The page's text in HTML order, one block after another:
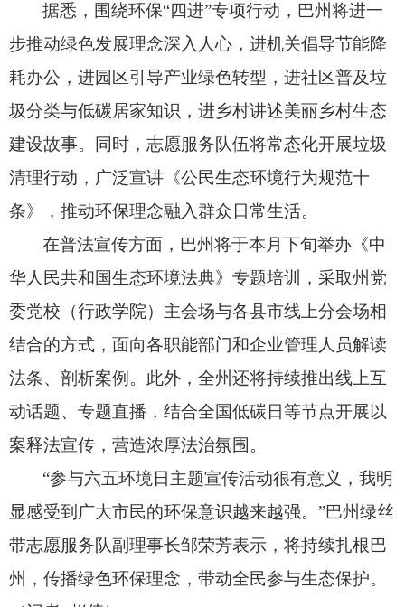
据悉， 围绕环保“四进”专项行动， 巴州将进一
步推动绿色发展理念深入人心， 进机关倡导节能降
耗办公， 进园区引导产业绿色转型， 进社区普及垃
圾分类与低碳居家知识， 进乡村讲述美丽乡村生态
建设故事。
同时， 志愿服务队伍将常态化开展垃圾
清理行动， 广泛宣讲《公民生态环境行为规范十
条》， 推动环保理念融入群众日常生活。
在普法宣传方面， 巴州将于本月下旬举办《中
华人民共和国生态环境法典》专题培训， 采取州党
委党校（行政学院）主会场与各县市线上分会场相
结合的方式， 面向各职能部门和企业管理人员解读
法条、 剖析案例。 此外， 全州还将持续推出线上互
动话题、 专题直播， 结合全国低碳日等节点开展以
案释法宣传， 营造浓厚法治氛围。
“参与六五环境日主题宣传活动很有意义，我明
显感受到广大市民的环保意识越来越强。 ”巴州绿丝
带志愿服务队副理事长邹荣芳表示， 将持续扎根巴
州， 传播绿色环保理念， 带动全民参与生态保护。